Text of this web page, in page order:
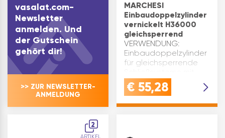
vasalat.com-
Newsletter
anmelden. Und
der Gutschein
gehört dir!
>> ZUR NEWSLETTER-
ANMELDUNG
MARCHESI
Einbaudoppelzylinder
vernickelt H36000
gleichsperrend
VERWENDUNG:
Einbaudoppelzylinder
für gleichsperrende
mechanischem
Zackenschlüsselsystem
Schlüsseleinschub in
€ 55,28
2